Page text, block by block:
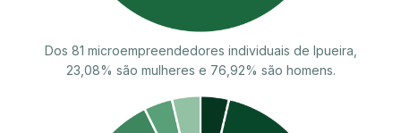
Dos 81 microempreendedores individuais de Ipueira,
23,08% são mulheres e 76,92% são homens.